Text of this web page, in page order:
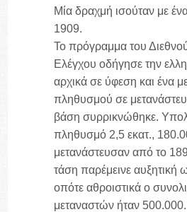
Μία δραχμή ισούταν με
1909.
Το πρόγραμμα του
Ελέγχου οδήγησε την
αρχικά σε ύφεση και ένα
πληθυσμού σε
βάση συρρικνώθηκε.
πληθυσμό 2,5 εκατ.,
μετανάστευσαν από το
τάση παρέμεινε αυξητική
οπότε αθροιστικά ο
μεταναστών ήταν 500.000.